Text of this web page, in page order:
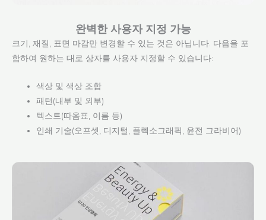
완벽한 사용자 지정 가능
크기, 재질, 표면 마감만 변경할 수 있는 것은 아닙니다. 다음을 포
함하여 원하는 대로 상자를 사용자 지정할 수 있습니다:
색상 및 색상 조합
패턴(내부 및 외부)
텍스트(따옴표, 이름 등)
인쇄 기술(오프셋, 디지털, 플렉소그래픽, 윤전 그라비어)